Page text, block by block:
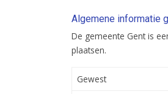
Algemene informatie
De gemeente Gent is
plaatsen.
Gewest